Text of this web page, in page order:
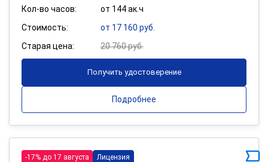
Кол-во часов:
от 144 ак.ч
Стоимость:
от 17 160 руб.
Старая цена:
20 760 руб.
Получить удостоверение
Подробнее
-17% до 17 августа Лицензия